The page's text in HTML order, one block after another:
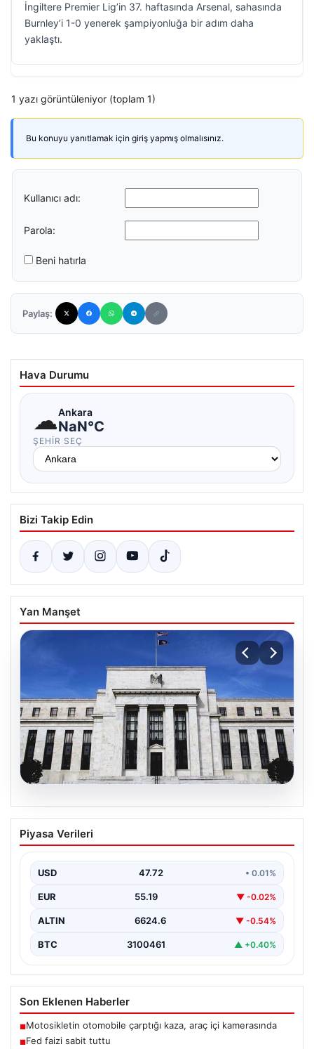
İngiltere Premier Lig’in 37. haftasında Arsenal, sahasında
Burnley’i 1-0 yenerek şampiyonluğa bir adım daha
yaklaştı.
1 yazı görüntüleniyor (toplam 1)
Bu konuyu yanıtlamak için giriş yapmış olmalısınız.
Kullanıcı adı:
Parola:
Beni hatırla
Paylaş:
Hava Durumu
☁Ankara
NaN°C
ŞEHIR SEÇ
Bizi Takip Edin
Yan Manşet
08.08.2026
Fed faizi sabit tuttu
Piyasa Verileri
USD 47.72 • 0.01%
EUR 55.19 ▼ -0.02%
ALTIN 6624.6 ▼ -0.54%
BTC 3100461 ▲ +0.40%
Son Eklenen Haberler
■Motosikletin otomobile çarptığı kaza, araç içi kamerasında
■Fed faizi sabit tuttu